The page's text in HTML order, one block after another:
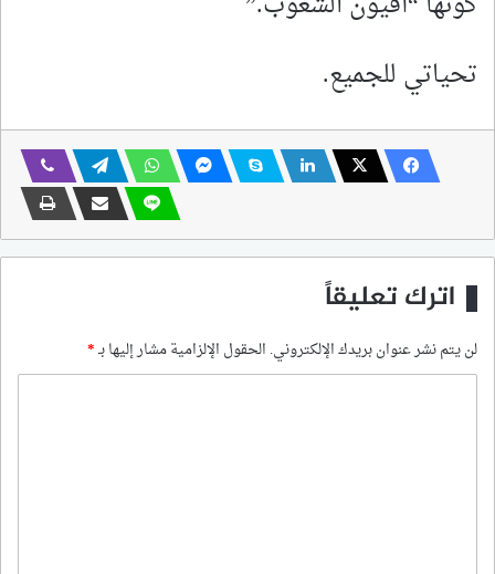
تحياتي للجميع.
اترك تعليقاً
لن يتم نشر عنوان بريدك الإلكتروني. الحقول الإلزامية مشار إليها بـ*